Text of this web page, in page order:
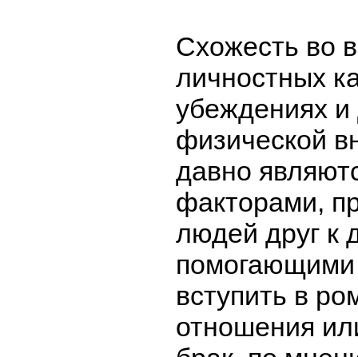
Схожесть во
личностных
убеждениях
физической
давно
факторами,
людей друг к
помогающими
вступить в
отношения